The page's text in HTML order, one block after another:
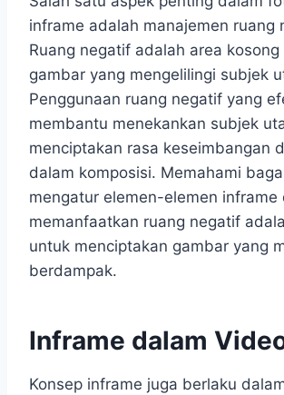
inframe adalah manajemen ruang
Ruang negatif adalah area kosong
gambar yang mengelilingi subjek
Penggunaan ruang negatif yang
membantu menekankan subjek
menciptakan rasa keseimbangan
dalam komposisi. Memahami
mengatur elemen-elemen inframe
memanfaatkan ruang negatif
untuk menciptakan gambar yang
berdampak.
Inframe dalam
Konsep inframe juga berlaku